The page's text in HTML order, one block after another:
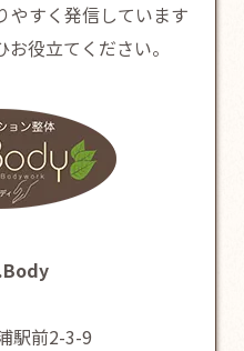
やすく発信しています
役立てください。
駅前2-3-9